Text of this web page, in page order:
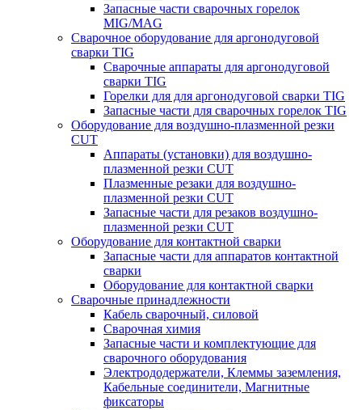
Запасные части сварочных горелок
MIG/MAG
Сварочное оборудование для аргонодуговой
сварки TIG
Сварочные аппараты для аргонодуговой
сварки TIG
Горелки для для аргонодуговой сварки TIG
Запасные части для сварочных горелок TIG
Оборудование для воздушно-плазменной резки
CUT
Аппараты (установки) для воздушно-
плазменной резки CUT
Плазменные резаки для воздушно-
плазменной резки CUT
Запасные части для резаков воздушно-
плазменной резки CUT
Оборудование для контактной сварки
Запасные части для аппаратов контактной
сварки
Оборудование для контактной сварки
Сварочные принадлежности
Кабель сварочный, силовой
Сварочная химия
Запасные части и комплектующие для
сварочного оборудования
Электрододержатели, Клеммы заземления,
Кабельные соединители, Магнитные
фиксаторы